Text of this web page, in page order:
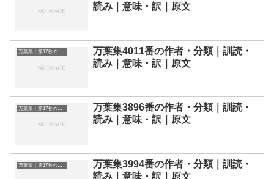
読み｜意味・訳｜原文
万葉集｜第17巻の和歌一覧
万葉集4011番の作者・分類｜訓読・
読み｜意味・訳｜原文
万葉集｜第17巻の和歌一覧
万葉集3896番の作者・分類｜訓読・
読み｜意味・訳｜原文
万葉集｜第17巻の和歌一覧
万葉集3994番の作者・分類｜訓読・
読み｜意味・訳｜原文